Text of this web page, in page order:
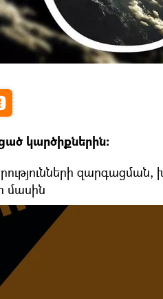
կարծիքներին:
զարգացման,
մասին